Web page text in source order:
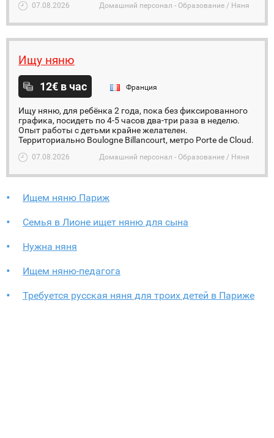
07.08.2026 Домашний персонал - Образование / Няня
Ищу няню
12€ в час Франция
Ищу няню, для ребёнка 2 года, пока без фиксированного
графика, посидеть по 4-5 часов два-три раза в неделю.
Опыт работы с детьми крайне желателен.
Территориально Boulogne Billancourt, метро Porte de Cloud.
07.08.2026 Домашний персонал - Образование / Няня
Ищем няню Париж
Семья в Лионе ищет няню для сына
Нужна няня
Ищем няню-педагога
Требуется русская няня для троих детей в Париже